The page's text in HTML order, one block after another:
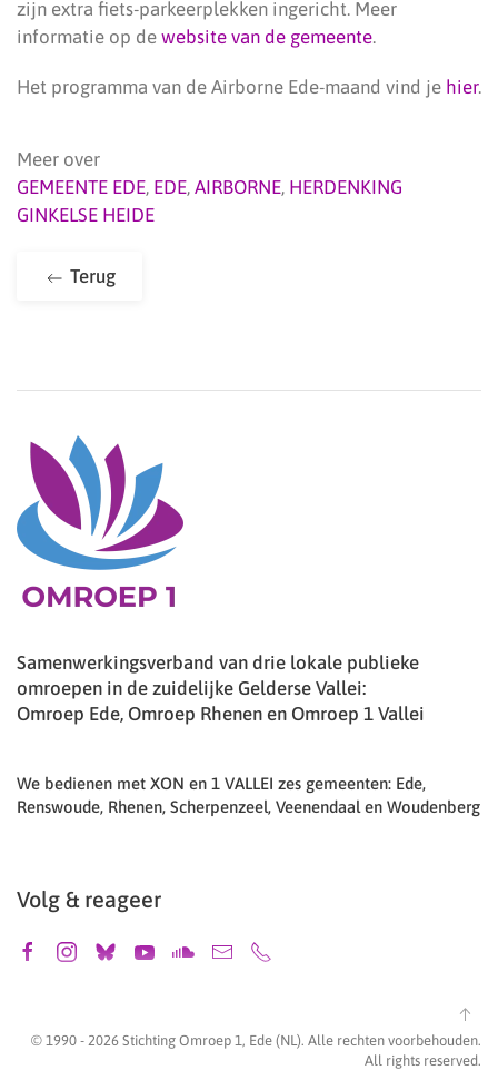
zijn extra fiets-parkeerplekken ingericht. Meer
informatie op de website van de gemeente.
Het programma van de Airborne Ede-maand vind je hier.
Meer over
GEMEENTE EDE, EDE, AIRBORNE, HERDENKING
GINKELSE HEIDE
Terug
Samenwerkingsverband van drie lokale publieke
omroepen in de zuidelijke Gelderse Vallei:
Omroep Ede, Omroep Rhenen en Omroep 1 Vallei
We bedienen met XON en 1 VALLEI zes gemeenten: Ede,
Renswoude, Rhenen, Scherpenzeel, Veenendaal en Woudenberg
Volg & reageer
© 1990 - 2026 Stichting Omroep 1, Ede (NL). Alle rechten voorbehouden.
All rights reserved.